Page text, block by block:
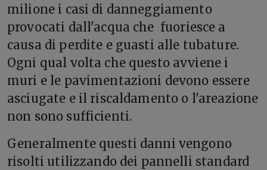
milione i casi di danneggiamento
provocati dall'acqua che fuoriesce a
causa di perdite e guasti alle tubature.
Ogni qual volta che questo avviene i
muri e le pavimentazioni devono essere
asciugate e il riscaldamento o l'areazione
non sono sufficienti.
Generalmente questi danni vengono
risolti utilizzando dei pannelli standard